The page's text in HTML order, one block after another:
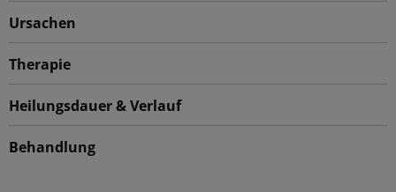
Ursachen
Therapie
Heilungsdauer & Verlauf
Behandlung